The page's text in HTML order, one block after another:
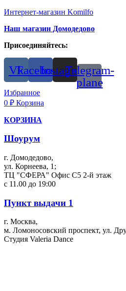
Интернет-магазин Komilfo
Наш магазин Домодедово
Присоединяйтесь:
VkFacebookInstagramTelegram-
plane
Избранное
0 ₽ Корзина
КОРЗИНА
Шоурум
г. Домодедово,
ул. Корнеева, 1;
ТЦ "СФЕРА" Офис С5 2-й этаж
с 11.00 до 19:00
Пункт выдачи 1
г. Москва,
м. Ломоносовский проспект, ул.
Студия Valeria Dance